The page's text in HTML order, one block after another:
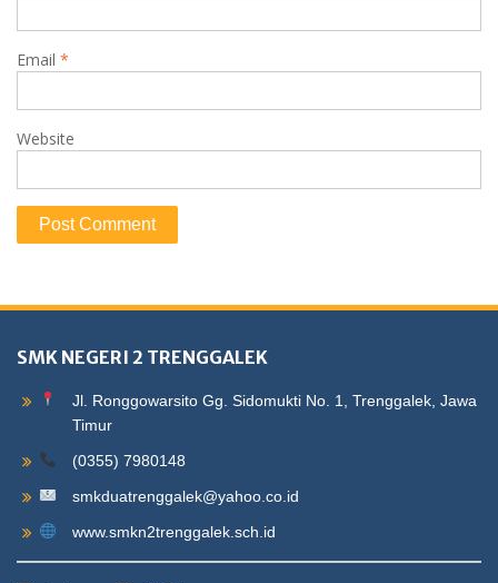
Email *
Website
SMK NEGERI 2 TRENGGALEK
Jl. Ronggowarsito Gg. Sidomukti No. 1, Trenggalek, Jawa
Timur
(0355) 7980148
smkduatrenggalek@yahoo.co.id
www.smkn2trenggalek.sch.id